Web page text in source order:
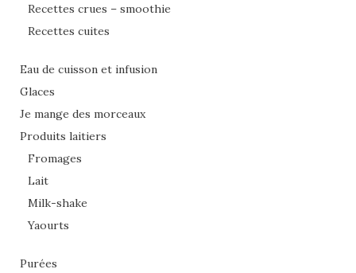
Recettes crues – smoothie
Recettes cuites
Eau de cuisson et infusion
Glaces
Je mange des morceaux
Produits laitiers
Fromages
Lait
Milk-shake
Yaourts
Purées